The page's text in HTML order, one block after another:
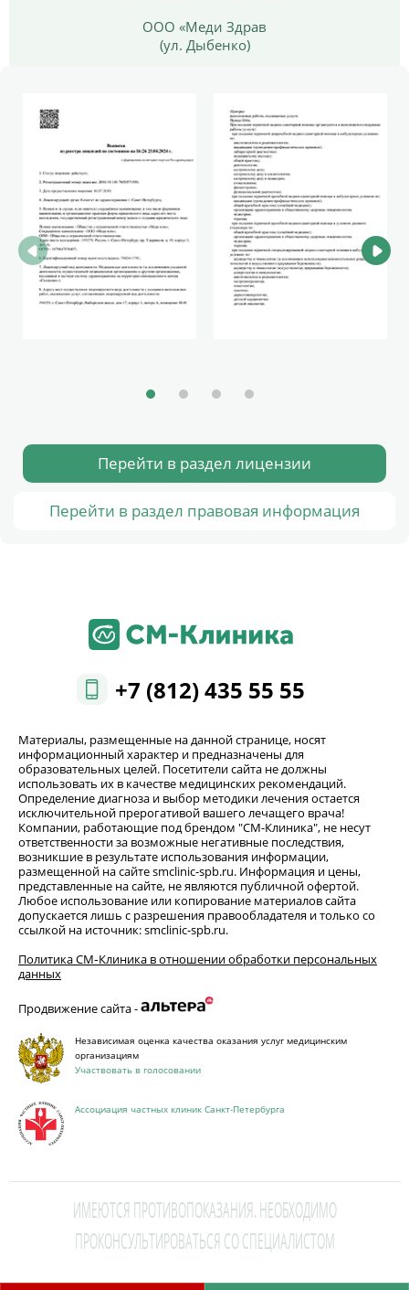
ООО «Меди Здрав
(ул. Дыбенко)
Перейти в раздел лицензии
Перейти в раздел правовая информация
+7 (812) 435 55 55
Материалы, размещенные на данной странице, носят
информационный характер и предназначены для
образовательных целей. Посетители сайта не должны
использовать их в качестве медицинских рекомендаций.
Определение диагноза и выбор методики лечения остается
исключительной прерогативой вашего лечащего врача!
Компании, работающие под брендом "СМ-Клиника", не несут
ответственности за возможные негативные последствия,
возникшие в результате использования информации,
размещенной на сайте smclinic-spb.ru. Информация и цены,
представленные на сайте, не являются публичной офертой.
Любое использование или копирование материалов сайта
допускается лишь с разрешения правообладателя и только со
ссылкой на источник: smclinic-spb.ru.
Политика СМ‑Клиника в отношении обработки персональных
данных
Продвижение сайта -
Независимая оценка качества оказания услуг медицинским
организациям
Участвовать в голосовании
Ассоциация частных клиник Санкт-Петербурга
ИМЕЮТСЯ ПРОТИВОПОКАЗАНИЯ. НЕОБХОДИМО
ПРОКОНСУЛЬТИРОВАТЬСЯ СО СПЕЦИАЛИСТОМ